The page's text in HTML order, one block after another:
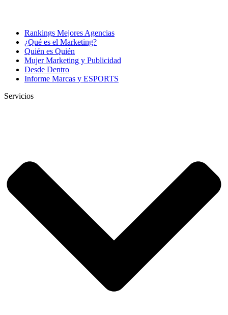
Rankings Mejores Agencias
¿Qué es el Marketing?
Quién es Quién
Mujer Marketing y Publicidad
Desde Dentro
Informe Marcas y ESPORTS
Servicios